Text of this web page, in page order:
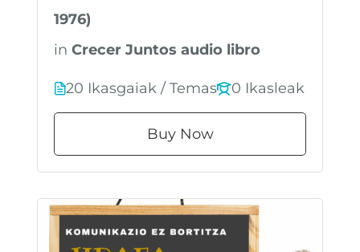
1976)
in Crecer Juntos audio libro
20 Ikasgaiak / Temas 0 Ikasleak
Buy Now